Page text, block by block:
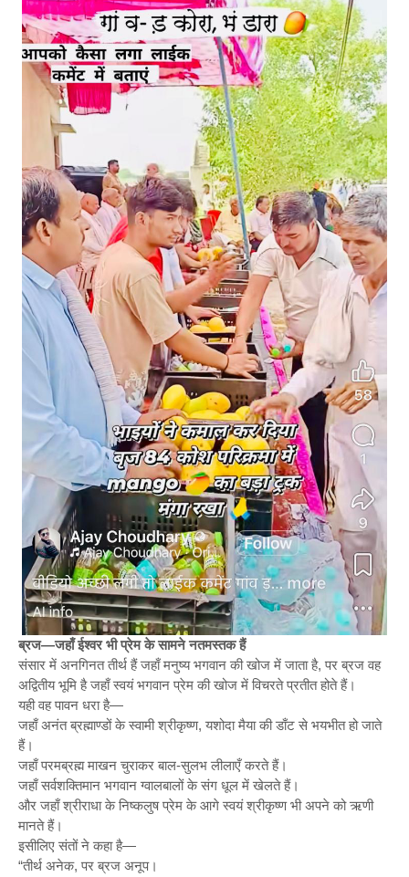
ब्रज—जहाँ ईश्वर भी प्रेम के सामने नतमस्तक हैं
संसार में अनगिनत तीर्थ हैं जहाँ मनुष्य भगवान की खोज में जाता है, पर ब्रज वह
अद्वितीय भूमि है जहाँ स्वयं भगवान प्रेम की खोज में विचरते प्रतीत होते हैं।
यही वह पावन धरा है—
जहाँ अनंत ब्रह्माण्डों के स्वामी श्रीकृष्ण, यशोदा मैया की डाँट से भयभीत हो जाते
हैं।
जहाँ परमब्रह्म माखन चुराकर बाल-सुलभ लीलाएँ करते हैं।
जहाँ सर्वशक्तिमान भगवान ग्वालबालों के संग धूल में खेलते हैं।
और जहाँ श्रीराधा के निष्कलुष प्रेम के आगे स्वयं श्रीकृष्ण भी अपने को ऋणी
मानते हैं।
इसीलिए संतों ने कहा है—
“तीर्थ अनेक, पर ब्रज अनूप।